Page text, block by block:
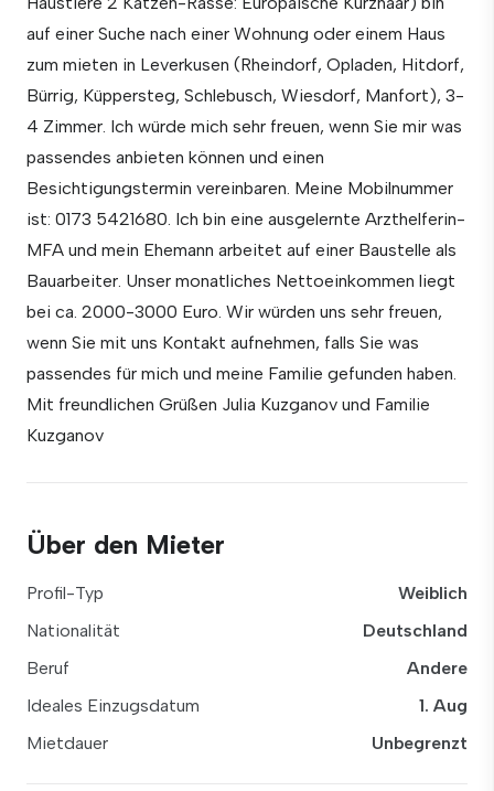
auf einer Suche nach einer Wohnung oder einem Haus
zum mieten in Leverkusen (Rheindorf, Opladen, Hitdorf,
Bürrig, Küppersteg, Schlebusch, Wiesdorf, Manfort), 3-
4 Zimmer. Ich würde mich sehr freuen, wenn Sie mir was
passendes anbieten können und einen
Besichtigungstermin vereinbaren. Meine Mobilnummer
ist: 0173 5421680. Ich bin eine ausgelernte Arzthelferin-
MFA und mein Ehemann arbeitet auf einer Baustelle als
Bauarbeiter. Unser monatliches Nettoeinkommen liegt
bei ca. 2000-3000 Euro. Wir würden uns sehr freuen,
wenn Sie mit uns Kontakt aufnehmen, falls Sie was
passendes für mich und meine Familie gefunden haben.
Mit freundlichen Grüßen Julia Kuzganov und Familie
Kuzganov
Über den Mieter
Profil-Typ
Weiblich
Nationalität
Deutschland
Beruf
Andere
Ideales Einzugsdatum
1. Aug
Mietdauer
Unbegrenzt